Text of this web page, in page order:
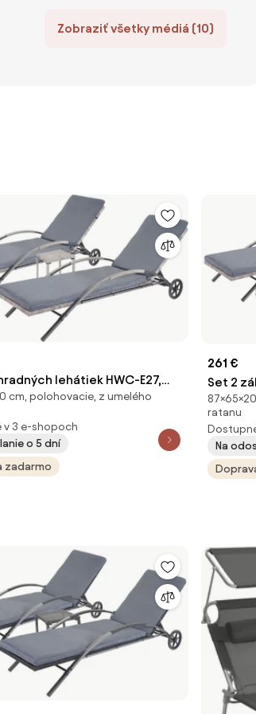
Zobraziť všetky médiá (10)
lehátiek HWC-E27,
tmavosivé vankúše
cm, polohovacie, z umelého
v 3 e-shopoch
o 5 dní
zadarmo
261 €
Set 2
sivý
ratanu
Na